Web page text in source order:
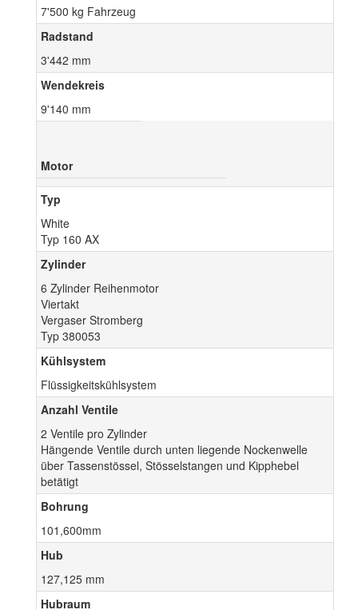
7'500 kg Fahrzeug
Radstand
3'442 mm
Wendekreis
9'140 mm
Motor
Typ
White
Typ 160 AX
Zylinder
6 Zylinder Reihenmotor
Viertakt
Vergaser Stromberg
Typ 380053
Kühlsystem
Flüssigkeitskühlsystem
Anzahl Ventile
2 Ventile pro Zylinder
Hängende Ventile durch unten liegende Nockenwelle
über Tassenstössel, Stösselstangen und Kipphebel
betätigt
Bohrung
101,600mm
Hub
127,125 mm
Hubraum